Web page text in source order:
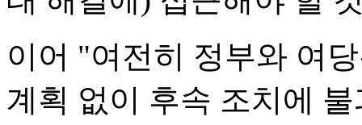
이어 "여전히 정부와 여
계획 없이 후속 조치에